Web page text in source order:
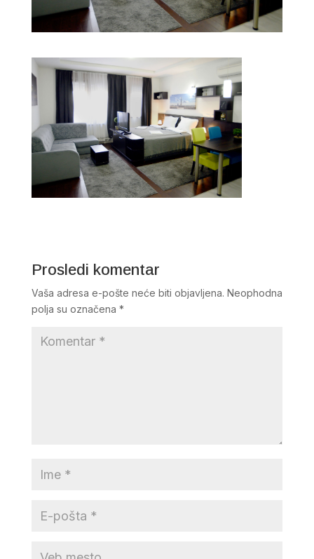
Prosledi komentar
Vaša adresa e-pošte neće biti objavljena. Neophodna
polja su označena *